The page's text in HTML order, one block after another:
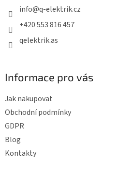
info@q-elektrik.cz
+420 553 816 457
qelektrik.as
Informace pro vás
Jak nakupovat
Obchodní podmínky
GDPR
Blog
Kontakty